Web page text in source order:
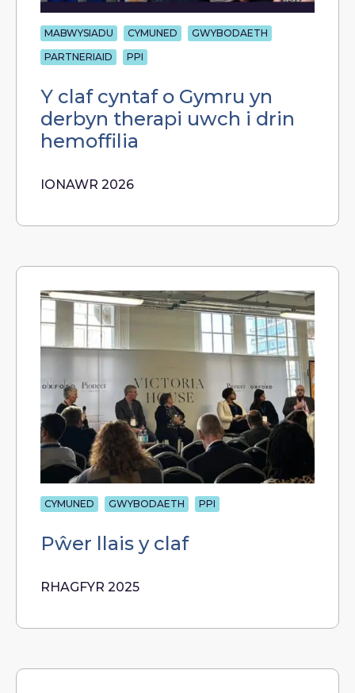
MABWYSIADU CYMUNED
GWYBODAETH
PARTNERIAID
PPI
Y claf cyntaf o Gymru yn
derbyn therapi uwch i drin
hemoffilia
IONAWR 2026
CYMUNED GWYBODAETH PPI
Pŵer llais y claf
RHAGFYR 2025